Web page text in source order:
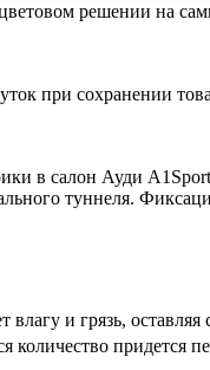
решении на
при сохранении
в салон Ауди
туннеля.
и грязь,
придется